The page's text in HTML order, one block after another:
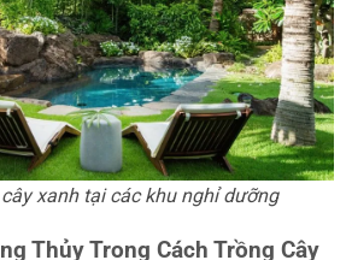
xanh tại các khu nghỉ dưỡng
Thủy Trong Cách Trồng Cây